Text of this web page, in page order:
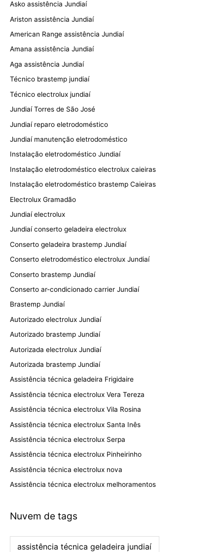
Asko assistência Jundiaí
Ariston assistência Jundiaí
American Range assistência Jundiaí
Amana assistência Jundiaí
Aga assistência Jundiaí
Técnico brastemp jundiaí
Técnico electrolux jundiaí
Jundiaí Torres de São José
Jundiaí reparo eletrodoméstico
Jundiaí manutenção eletrodoméstico
Instalação eletrodoméstico Jundiaí
Instalação eletrodoméstico electrolux caieiras
Instalação eletrodoméstico brastemp Caieiras
Electrolux Gramadão
Jundiaí electrolux
Jundiaí conserto geladeira electrolux
Conserto geladeira brastemp Jundiaí
Conserto eletrodoméstico electrolux Jundiaí
Conserto brastemp Jundiaí
Conserto ar-condicionado carrier Jundiaí
Brastemp Jundiaí
Autorizado electrolux Jundiaí
Autorizado brastemp Jundiaí
Autorizada electrolux Jundiaí
Autorizada brastemp Jundiaí
Assistência técnica geladeira Frigidaire
Assistência técnica electrolux Vera Tereza
Assistência técnica electrolux Vila Rosina
Assistência técnica electrolux Santa Inês
Assistência técnica electrolux Serpa
Assistência técnica electrolux Pinheirinho
Assistência técnica electrolux nova
Assistência técnica electrolux melhoramentos
Nuvem de tags
assistência técnica geladeira jundiaí